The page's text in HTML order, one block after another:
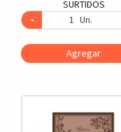
SURTIDOS
-
Un.
Agregar